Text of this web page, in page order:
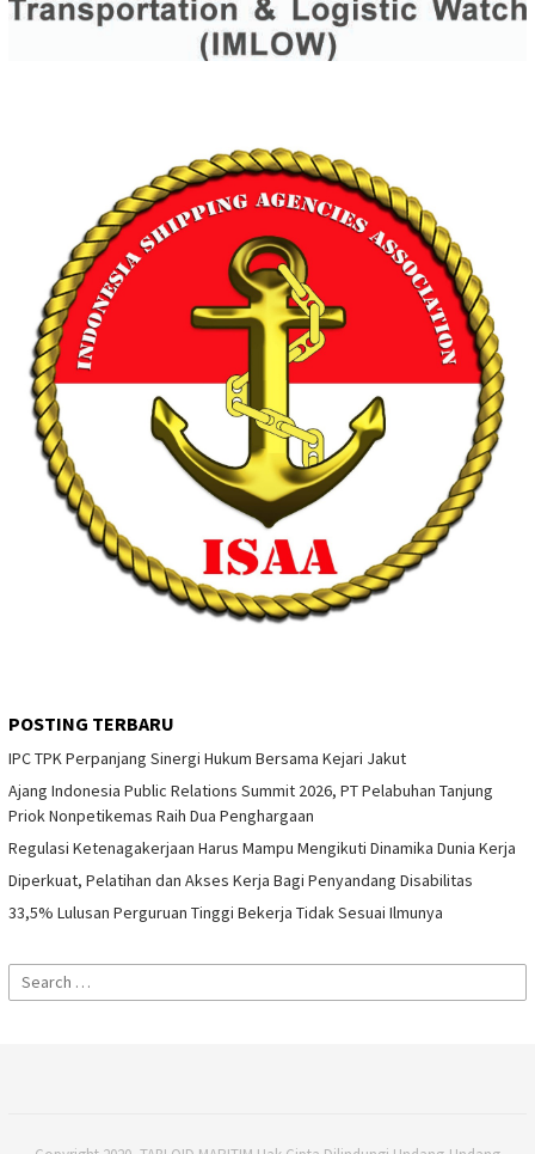
POSTING TERBARU
IPC TPK Perpanjang Sinergi Hukum Bersama Kejari Jakut
Ajang Indonesia Public Relations Summit 2026, PT Pelabuhan Tanjung
Priok Nonpetikemas Raih Dua Penghargaan
Regulasi Ketenagakerjaan Harus Mampu Mengikuti Dinamika Dunia Kerja
Diperkuat, Pelatihan dan Akses Kerja Bagi Penyandang Disabilitas
33,5% Lulusan Perguruan Tinggi Bekerja Tidak Sesuai Ilmunya
Search
for: